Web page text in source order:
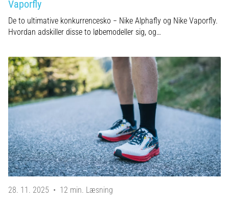
Vaporfly
De to ultimative konkurrencesko − Nike Alphafly og Nike Vaporfly.
Hvordan adskiller disse to løbemodeller sig, og…
28. 11. 2025 • 12 min. Læsning